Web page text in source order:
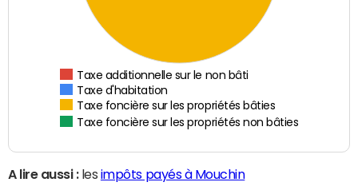
Taxe additionnelle sur le non bâti
Taxe d'habitation
Taxe foncière sur les propriétés bâties
Taxe foncière sur les propriétés non bâties
A lire aussi :les impôts payés à Mouchin